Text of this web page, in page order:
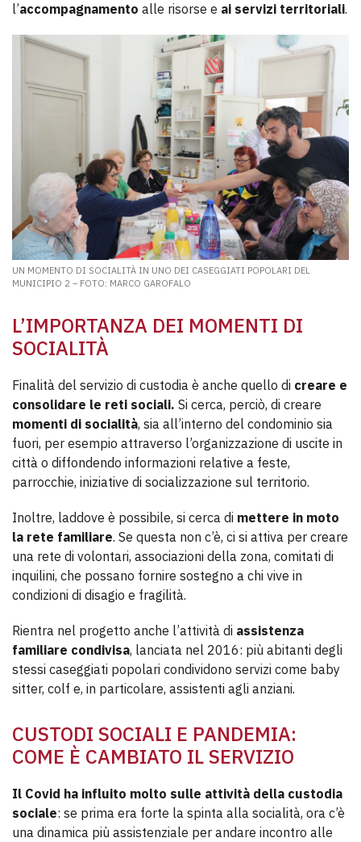
l’accompagnamento alle risorse e ai servizi territoriali.
UN MOMENTO DI SOCIALITÀ IN UNO DEI CASEGGIATI POPOLARI DEL
MUNICIPIO 2 – FOTO: MARCO GAROFALO
L’IMPORTANZA DEI MOMENTI DI
SOCIALITÀ
Finalità del servizio di custodia è anche quello di creare e
consolidare le reti sociali. Si cerca, perciò, di creare
momenti di socialità, sia all’interno del condominio sia
fuori, per esempio attraverso l’organizzazione di uscite in
città o diffondendo informazioni relative a feste,
parrocchie, iniziative di socializzazione sul territorio.
Inoltre, laddove è possibile, si cerca di mettere in moto
la rete familiare. Se questa non c’è, ci si attiva per creare
una rete di volontari, associazioni della zona, comitati di
inquilini, che possano fornire sostegno a chi vive in
condizioni di disagio e fragilità.
Rientra nel progetto anche l’attività di assistenza
familiare condivisa, lanciata nel 2016: più abitanti degli
stessi caseggiati popolari condividono servizi come baby
sitter, colf e, in particolare, assistenti agli anziani.
CUSTODI SOCIALI E PANDEMIA:
COME È CAMBIATO IL SERVIZIO
Il Covid ha influito molto sulle attività della custodia
sociale: se prima era forte la spinta alla socialità, ora c’è
una dinamica più assistenziale per andare incontro alle